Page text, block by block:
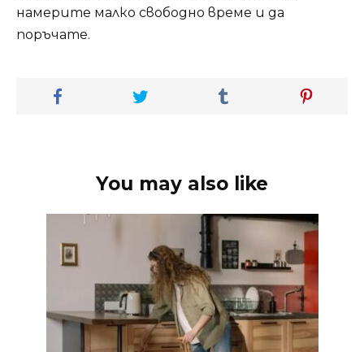
намерите малко свободно време и да
поръчате.
You may also like